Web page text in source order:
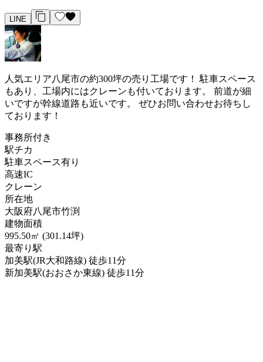
LINE
人気エリア八尾市の約300坪の売り工場です！ 駐車スペース
もあり、工場内にはクレーンも付いております。 前道が細
いですが幹線道路も近いです。 ぜひお問い合わせお待ちし
ております！
事務所付き
駅チカ
駐車スペース有り
高速IC
クレーン
所在地
大阪府八尾市竹渕
建物面積
995.50㎡ (301.14坪)
最寄り駅
加美駅(JR大和路線) 徒歩11分
新加美駅(おおさか東線) 徒歩11分